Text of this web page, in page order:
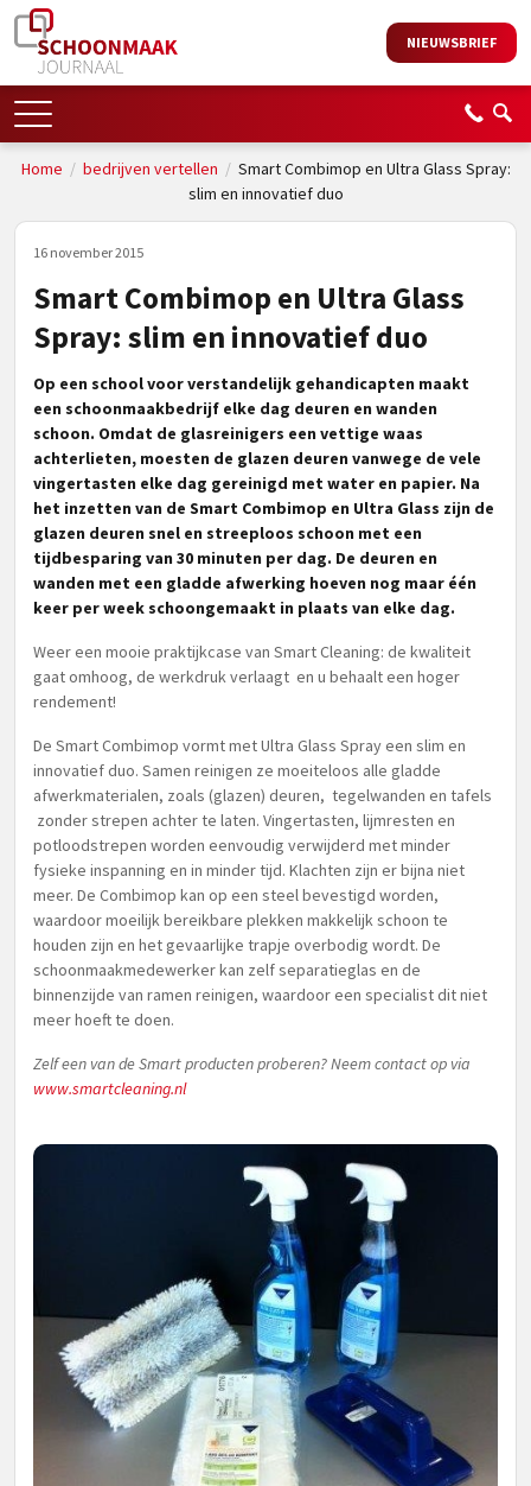
NIEUWSBRIEF
Home / bedrijven vertellen / Smart Combimop en Ultra Glass Spray:
slim en innovatief duo
16 november 2015
Smart Combimop en Ultra Glass
Spray: slim en innovatief duo
Op een school voor verstandelijk gehandicapten maakt
een schoonmaakbedrijf elke dag deuren en wanden
schoon. Omdat de glasreinigers een vettige waas
achterlieten, moesten de glazen deuren vanwege de vele
vingertasten elke dag gereinigd met water en papier. Na
het inzetten van de Smart Combimop en Ultra Glass zijn de
glazen deuren snel en streeploos schoon met een
tijdbesparing van 30 minuten per dag. De deuren en
wanden met een gladde afwerking hoeven nog maar één
keer per week schoongemaakt in plaats van elke dag.
Weer een mooie praktijkcase van Smart Cleaning: de kwaliteit
gaat omhoog, de werkdruk verlaagt en u behaalt een hoger
rendement!
De Smart Combimop vormt met Ultra Glass Spray een slim en
innovatief duo. Samen reinigen ze moeiteloos alle gladde
afwerkmaterialen, zoals (glazen) deuren, tegelwanden en tafels
zonder strepen achter te laten. Vingertasten, lijmresten en
potloodstrepen worden eenvoudig verwijderd met minder
fysieke inspanning en in minder tijd. Klachten zijn er bijna niet
meer. De Combimop kan op een steel bevestigd worden,
waardoor moeilijk bereikbare plekken makkelijk schoon te
houden zijn en het gevaarlijke trapje overbodig wordt. De
schoonmaakmedewerker kan zelf separatieglas en de
binnenzijde van ramen reinigen, waardoor een specialist dit niet
meer hoeft te doen.
Zelf een van de Smart producten proberen? Neem contact op via
www.smartcleaning.nl